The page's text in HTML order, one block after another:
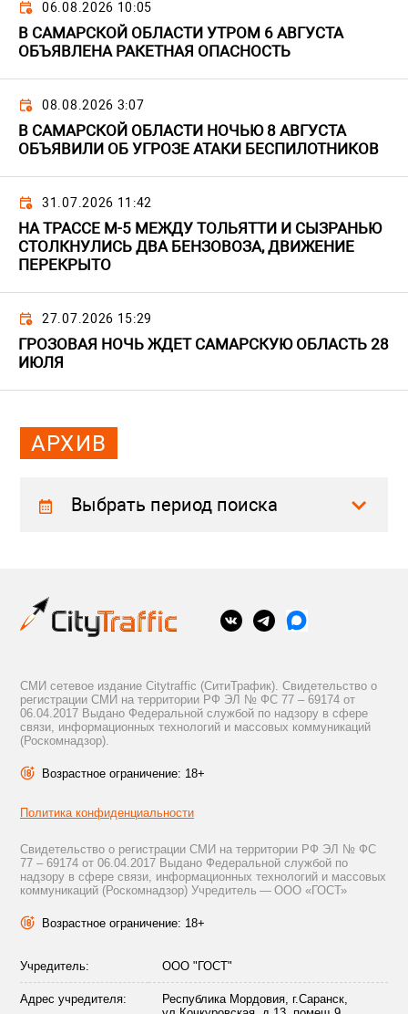
06.08.2026 10:05
В САМАРСКОЙ ОБЛАСТИ УТРОМ 6 АВГУСТА
ОБЪЯВЛЕНА РАКЕТНАЯ ОПАСНОСТЬ
08.08.2026 3:07
В САМАРСКОЙ ОБЛАСТИ НОЧЬЮ 8 АВГУСТА
ОБЪЯВИЛИ ОБ УГРОЗЕ АТАКИ БЕСПИЛОТНИКОВ
31.07.2026 11:42
НА ТРАССЕ М-5 МЕЖДУ ТОЛЬЯТТИ И СЫЗРАНЬЮ
СТОЛКНУЛИСЬ ДВА БЕНЗОВОЗА, ДВИЖЕНИЕ
ПЕРЕКРЫТО
27.07.2026 15:29
ГРОЗОВАЯ НОЧЬ ЖДЕТ САМАРСКУЮ ОБЛАСТЬ 28
ИЮЛЯ
АРХИВ
Выбрать период поиска
СМИ сетевое издание Citytraffic (СитиТрафик). Свидетельство о
регистрации СМИ на территории РФ ЭЛ № ФС 77 – 69174 от
06.04.2017 Выдано Федеральной службой по надзору в сфере
связи, информационных технологий и массовых коммуникаций
(Роскомнадзор).
Возрастное ограничение: 18+
Политика конфиденциальности
Свидетельство о регистрации СМИ на территории РФ ЭЛ № ФС
77 – 69174 от 06.04.2017 Выдано Федеральной службой по
надзору в сфере связи, информационных технологий и массовых
коммуникаций (Роскомнадзор) Учредитель — ООО «ГОСТ»
Возрастное ограничение: 18+
Учредитель: ООО "ГОСТ"
Адрес учредителя:
Республика Мордовия, г.Саранск,